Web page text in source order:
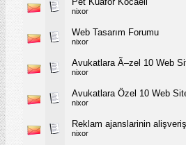
nixor
Web Tasarım Forumu
nixor
Avukatlara Ã–zel 10 Web
nixor
Avukatlara Özel 10 Web
nixor
Reklam ajanslarinin
nixor